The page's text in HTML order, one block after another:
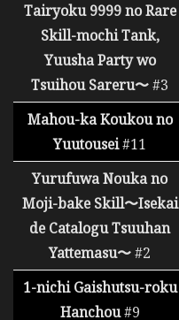
Tairyoku 9999 no Rare
Skill-mochi Tank,
Yuusha Party wo
Tsuihou Sareru〜#3
Mahou-ka Koukou no
Yuutousei#11
Yurufuwa Nouka no
Moji-bake Skill〜Isekai
de Catalogu Tsuuhan
Yattemasu〜#2
1-nichi Gaishutsu-roku
Hanchou#9